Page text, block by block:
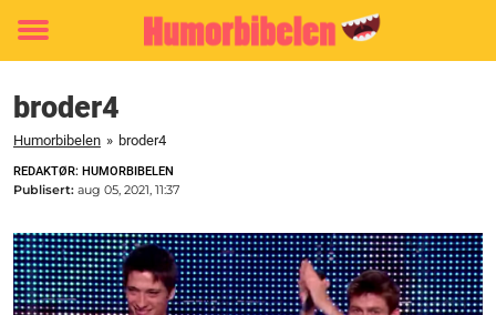
Toggle
broder4
Humorbibelen » broder4
REDAKTØR: HUMORBIBELEN
Publisert: aug 05, 2021, 11:37